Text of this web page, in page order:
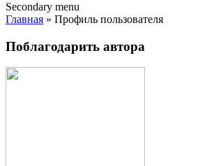
Secondary menu
Главная » Профиль пользователя
Поблагодарить автора